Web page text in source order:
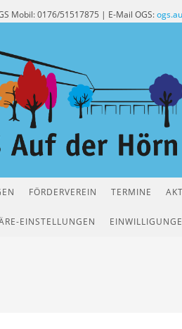
Mobil: 0176/51517875 | E-Mail OGS:
FÖRDERVEREIN TERMINE
EINSTELLUNGEN